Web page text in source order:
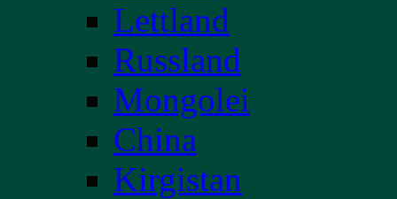
Lettland
Russland
Mongolei
China
Kirgistan